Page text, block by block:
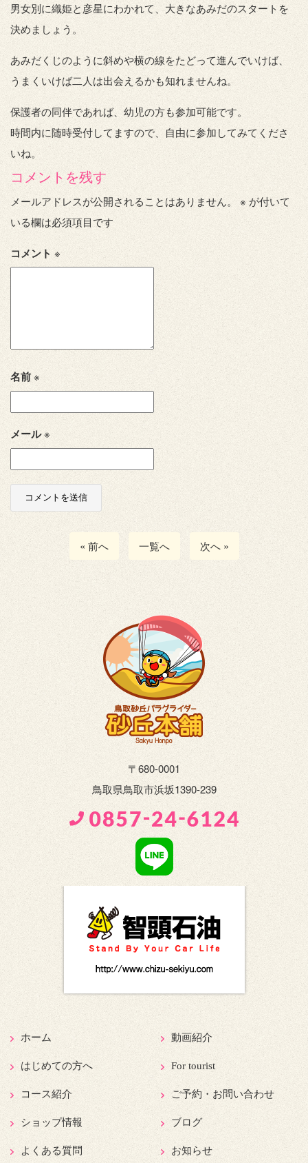
男女別に織姫と彦星にわかれて、大きなあみだのスタートを
決めましょう。
あみだくじのように斜めや横の線をたどって進んでいけば、
うまくいけば二人は出会えるかも知れませんね。
保護者の同伴であれば、幼児の方も参加可能です。
時間内に随時受付してますので、自由に参加してみてくださ
いね。
コメントを残す
メールアドレスが公開されることはありません。 ※ が付いて
いる欄は必須項目です
コメント ※
名前※
メール※
« 前へ 一覧へ 次へ »
〒680-0001
鳥取県鳥取市浜坂1390-239
ホーム
はじめての方へ
コース紹介
ショップ情報
よくある質問
動画紹介
For tourist
ご予約・お問い合わせ
ブログ
お知らせ